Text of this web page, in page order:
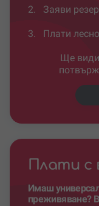
2. Заяви
3. Плати
Ще
Плати с
Имаш
преживяване?